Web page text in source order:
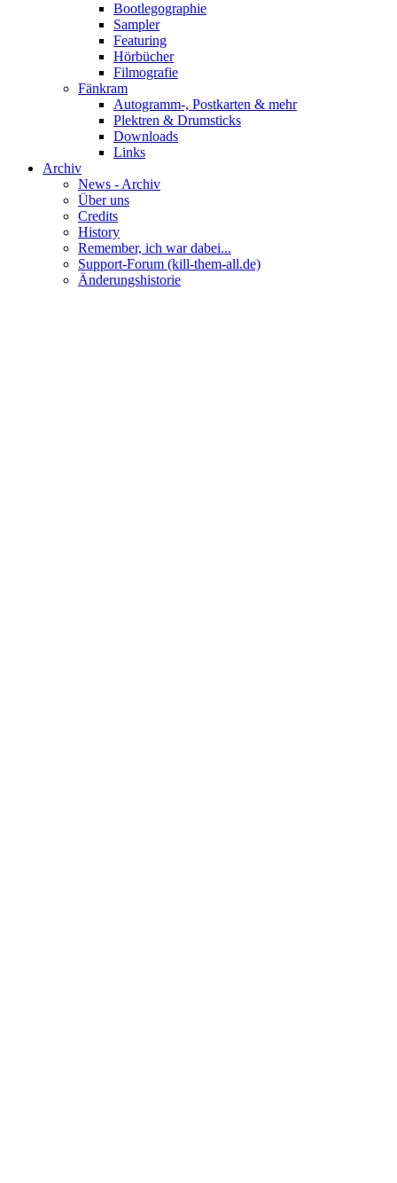
Bootlegographie
Sampler
Featuring
Hörbücher
Filmografie
Fänkram
Autogramm-, Postkarten & mehr
Plektren & Drumsticks
Downloads
Links
Archiv
News - Archiv
Über uns
Credits
History
Remember, ich war dabei...
Support-Forum (kill-them-all.de)
Änderungshistorie